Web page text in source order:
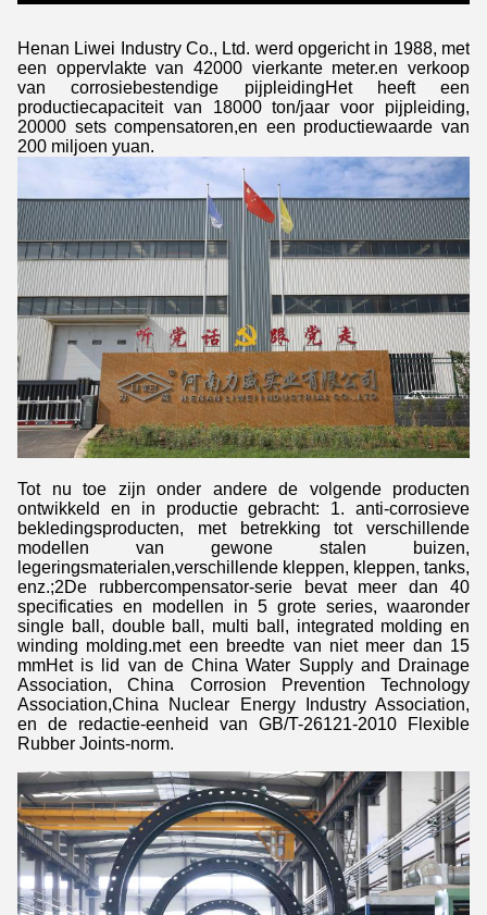
Henan Liwei Industry Co., Ltd. werd opgericht in 1988, met
een oppervlakte van 42000 vierkante meter.en verkoop
van corrosiebestendige pijpleidingHet heeft een
productiecapaciteit van 18000 ton/jaar voor pijpleiding,
20000 sets compensatoren,en een productiewaarde van
200 miljoen yuan.
Tot nu toe zijn onder andere de volgende producten
ontwikkeld en in productie gebracht: 1. anti-corrosieve
bekledingsproducten, met betrekking tot verschillende
modellen van gewone stalen buizen,
legeringsmaterialen,verschillende kleppen, kleppen, tanks,
enz.;2De rubbercompensator-serie bevat meer dan 40
specificaties en modellen in 5 grote series, waaronder
single ball, double ball, multi ball, integrated molding en
winding molding.met een breedte van niet meer dan 15
mmHet is lid van de China Water Supply and Drainage
Association, China Corrosion Prevention Technology
Association,China Nuclear Energy Industry Association,
en de redactie-eenheid van GB/T-26121-2010 Flexible
Rubber Joints-norm.